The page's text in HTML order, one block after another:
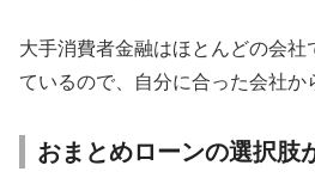
大手消費者金融はほとんどの会
ているので、自分に合った会社か
おまとめローンの選択肢